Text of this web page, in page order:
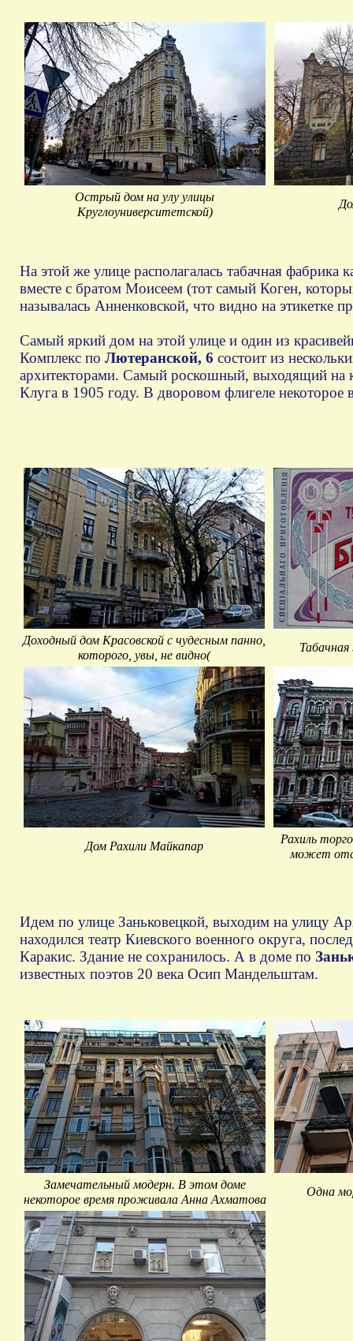
На этой же улице располагалась табачная
вместе с братом Моисеем (тот самый Коген,
называлась Анненковской, что видно на этикетке
Самый яркий дом на этой улице и один из
Комплекс по Лютеранской, 6 состоит из
архитекторами. Самый роскошный, выходящий на
Клуга в 1905 году. В дворовом флигеле
Острый дом на улу улицы
Круглоуниверситетской)
Замечательный модерн. В этом доме
некоторое время проживала Анна Ахматова
Одна
Идем по улице Заньковецкой, выходим на улицу
находился театр Киевского военного округа,
Каракис. Здание не сохранилось. А в доме по
известных поэтов 20 века Осип Мандельштам.
Доходный дом Красовской с чудесным панно,
которого, увы, не видно(
Дом Рахили Майкапар
Рахиль
может